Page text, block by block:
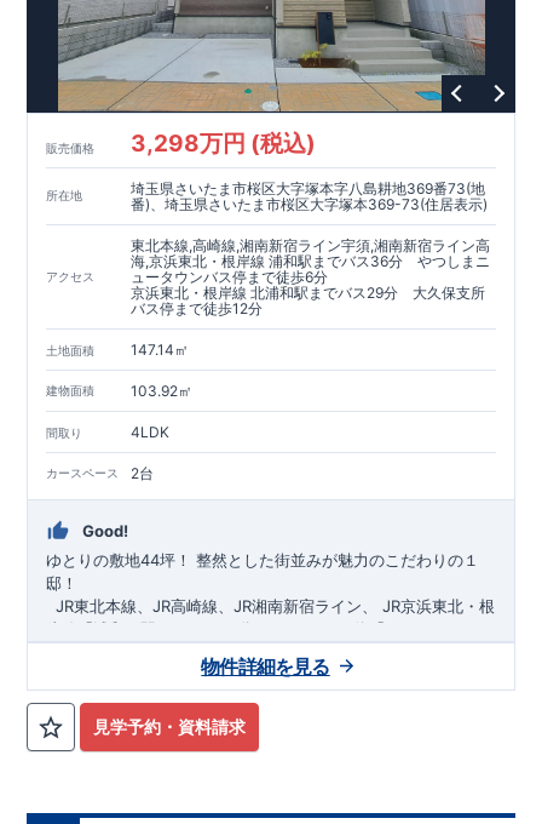
耐震等級 ３ ＋制震ダンパー 建築基準法の1.5倍の耐震性。 地震保
険の割引（最大50％）対象です。
現地のご案内・資料請求 受付中​ ​■完成済みにつき、​実際の
建物・設備・間取りを​ 現地にてご確認いただけます。 ​
TEL
0120-44-1081
（9:30 18:30／火水曜休み）
スマートフォンで見やすい特設サイトはこちら
https://www.e-blooming.com/bukken/60075018/
販売価格 3,298万円 (税込)
所在地
埼玉県さいたま市桜区大字塚本字八島耕地369番73(地
番)、埼玉県さいたま市桜区大字塚本369-73(住居表示)
アクセス
東北本線,高崎線,湘南新宿ライン宇須,湘南新宿ライン高
海,京浜東北・根岸線 浦和駅までバス36分 やつしまニ
ュータウンバス停まで徒歩6分
京浜東北・根岸線 北浦和駅までバス29分 大久保支所
バス停まで徒歩12分
土地面積 147.14㎡
建物面積 103.92㎡
間取り 4LDK
カースペース 2台
Good!
ゆとりの敷地44坪！ ​整然とした街並みが魅力のこだわりの１
邸！
​ ​ ​JR東北本線、JR高崎線、JR湘南新宿ライン、
JR京浜東北・根
岸線「浦和 」駅までバス36 分 バス停「
バス停「 大久保支所
12分​​​◆設計・建設性能評価ｗ取得！​◎性能評価とは​​【設
計住宅性能評価】 ​建物設計段階で、国が定めた
関
が評価しております！ ​ 【 建設
地震に強い住宅です！​冬は暖かく夏は涼しくて快適♪ 省エ
​大久保小学校まで徒歩12分、
校まで徒歩12分！​幼稚園、保育園までは徒歩20分圏内！​ ◆
広々とした敷地！ ​敷地は44坪超
間取りプラン採用！
​ ​◆こだわりの内装！
洗濯物が干せる室内物干し ​浴室乾燥暖房機付き！​食洗機
見学予約・資料請求
物件詳細を見る